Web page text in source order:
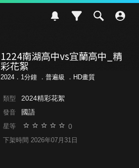
1224南湖高中vs宜蘭高中_精
彩花絮
2024．1分鐘 ． 普遍級 ．HD畫質
類型 2024精彩花絮
發音 國語
星等 0
下架時間 2026年07月31日